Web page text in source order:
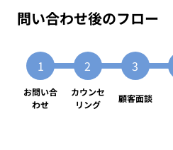
問い合わせ後のフロー
お問い合
わせ
カウンセ
リング
顧客面談